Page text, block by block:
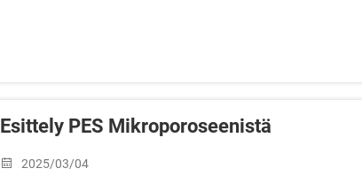
Esittely PES Mikroporoseenistä
2025/03/04